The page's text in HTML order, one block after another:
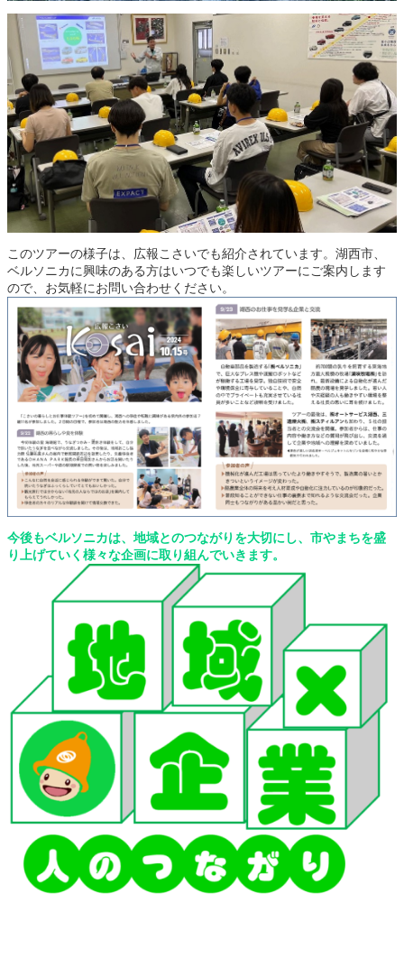
このツアーの様子は、広報こさいでも紹介されています。湖西市、
ベルソニカに興味のある方はいつでも楽しいツアーにご案内します
ので、お気軽にお問い合わせください。
今後もベルソニカは、地域とのつながりを大切にし、市やまちを盛
り上げていく様々な企画に取り組んでいきます。